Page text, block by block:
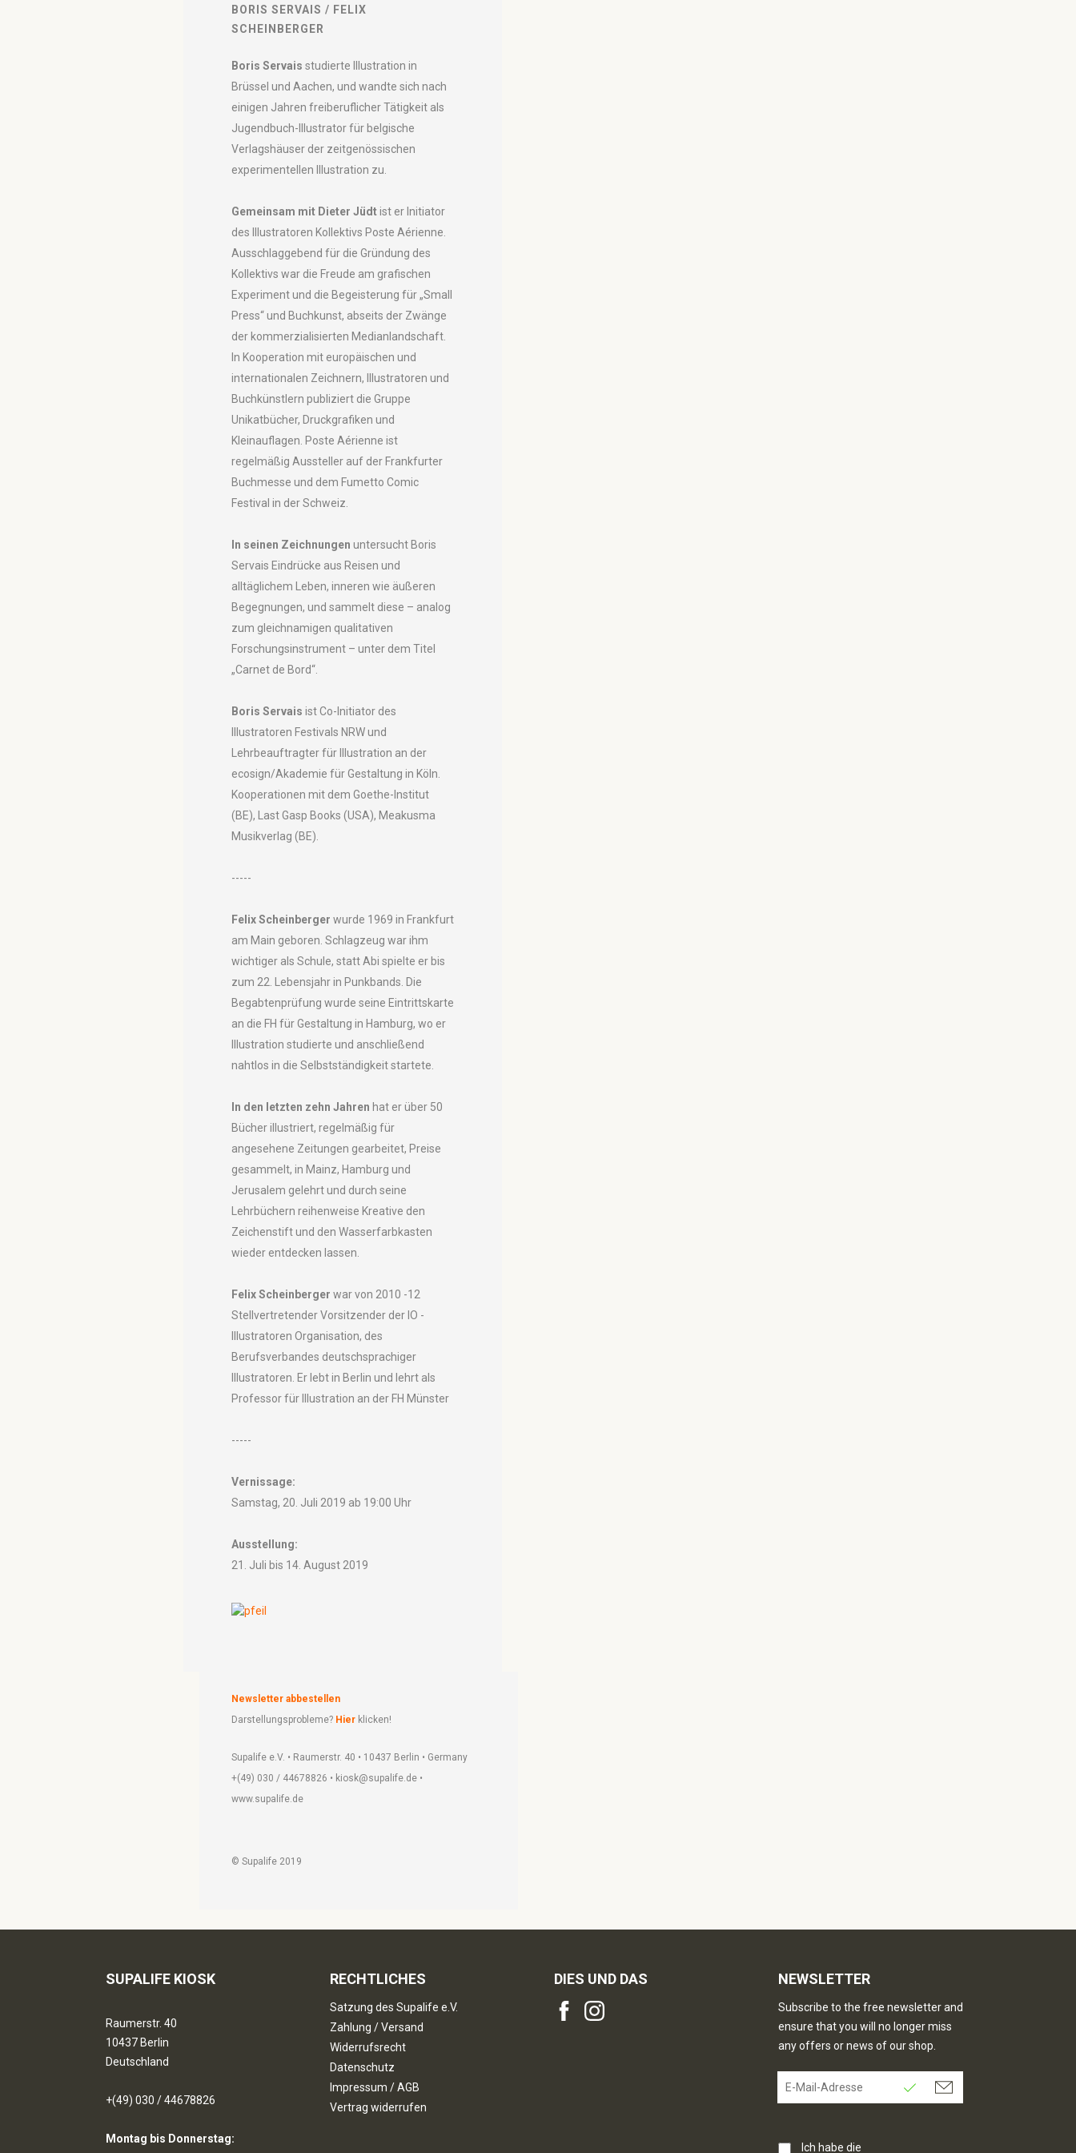
BORIS SERVAIS / FELIX
SCHEINBERGER
Boris Servais studierte Illustration in
Brüssel und Aachen, und wandte sich nach
einigen Jahren freiberuflicher Tätigkeit als
Jugendbuch-Illustrator für belgische
Verlagshäuser der zeitgenössischen
experimentellen Illustration zu.
Gemeinsam mit Dieter Jüdtist er Initiator
des Illustratoren Kollektivs Poste Aérienne.
Ausschlaggebend für die Gründung des
Kollektivs war die Freude am grafischen
Experiment und die Begeisterung für „Small
Press“ und Buchkunst, abseits der Zwänge
der kommerzialisierten Medianlandschaft.
In Kooperation mit europäischen und
internationalen Zeichnern, Illustratoren und
Buchkünstlern publiziert die Gruppe
Unikatbücher, Druckgrafiken und
Kleinauflagen. Poste Aérienne ist
regelmäßig Aussteller auf der Frankfurter
Buchmesse und dem Fumetto Comic
Festival in der Schweiz.
In seinen Zeichnungen untersucht Boris
Servais Eindrücke aus Reisen und
alltäglichem Leben, inneren wie äußeren
Begegnungen, und sammelt diese – analog
zum gleichnamigen qualitativen
Forschungsinstrument – unter dem Titel
„Carnet de Bord“.
Boris Servais ist Co-Initiator des
Illustratoren Festivals NRW und
Lehrbeauftragter für Illustration an der
ecosign/Akademie für Gestaltung in Köln.
Kooperationen mit dem Goethe-Institut
(BE), Last Gasp Books (USA), Meakusma
Musikverlag (BE).
-----
Felix Scheinberger wurde 1969 in Frankfurt
am Main geboren. Schlagzeug war ihm
wichtiger als Schule, statt Abi spielte er bis
zum 22. Lebensjahr in Punkbands. Die
Begabtenprüfung wurde seine Eintrittskarte
an die FH für Gestaltung in Hamburg, wo er
Illustration studierte und anschließend
nahtlos in die Selbstständigkeit startete.
In den letzten zehn Jahren hat er über 50
Bücher illustriert, regelmäßig für
angesehene Zeitungen gearbeitet, Preise
gesammelt, in Mainz, Hamburg und
Jerusalem gelehrt und durch seine
Lehrbüchern reihenweise Kreative den
Zeichenstift und den Wasserfarbkasten
wieder entdecken lassen.
Felix Scheinberger war von 2010 -12
Stellvertretender Vorsitzender der IO -
Illustratoren Organisation, des
Berufsverbandes deutschsprachiger
Illustratoren. Er lebt in Berlin und lehrt als
Professor für Illustration an der FH Münster
-----
Vernissage:
Samstag, 20. Juli 2019 ab 19:00 Uhr
Ausstellung:
21. Juli bis 14. August 2019
Newsletter abbestellen
Darstellungsprobleme? Hier klicken!
Supalife e.V. • Raumerstr. 40 • 10437 Berlin • Germany
+(49) 030 / 44678826 • kiosk@supalife.de •
www.supalife.de
© Supalife 2019
SUPALIFE KIOSK
Raumerstr. 40
10437 Berlin
Deutschland
+(49) 030 / 44678826
Montag bis Donnerstag:
RECHTLICHES
Satzung des Supalife e.V.
Zahlung / Versand
Widerrufsrecht
Datenschutz
Impressum / AGB
Vertrag widerrufen
DIES UND DAS NEWSLETTER
Subscribe to the free newsletter and
ensure that you will no longer miss
any offers or news of our shop.
Ich habe die